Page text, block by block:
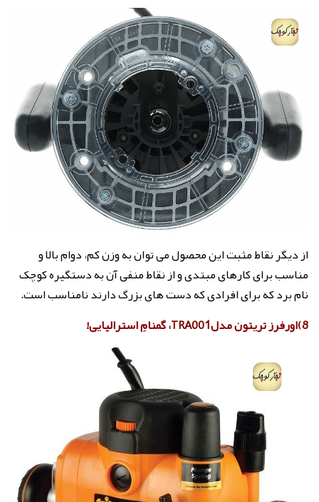
از دیگر نقاط مثبت این محصول می توان به وزن کم، دوام بالا و
مناسب برای کارهای مبتدی و از نقاط منفی آن به دستگیره کوچک
نام برد که برای افرادی که دست های بزرگ دارند نامناسب است.
8)اورفرز تریتون مدلTRA001، گمنامِ استرالیایی!